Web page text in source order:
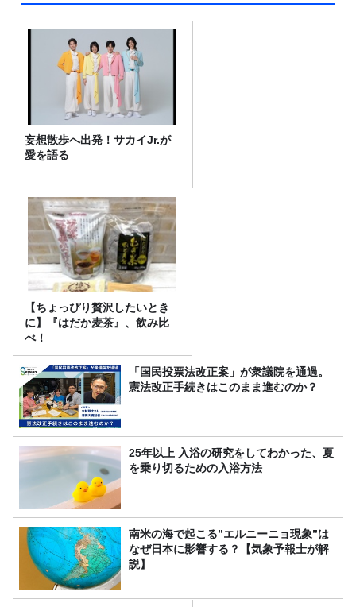
妄想散歩へ出発！サカイJr.が
愛を語る
【ちょっぴり贅沢したいとき
に】『はだか麦茶』、飲み比
べ！
「国民投票法改正案」が衆議院を通過。
憲法改正手続きはこのまま進むのか？
25年以上 入浴の研究をしてわかった、夏
を乗り切るための入浴方法
南米の海で起こる”エルニーニョ現象”は
なぜ日本に影響する？【気象予報士が解
説】